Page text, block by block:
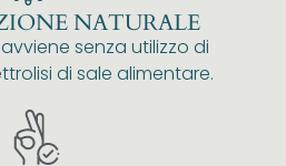
NATURALE
avviene senza utilizzo di
di sale alimentare.